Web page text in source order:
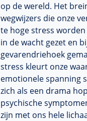
op de wereld. Het
wegwijzers die onze
te hoge stress
in de wacht gezet en
gevarendriehoek
stress kleurt onze
emotionele spanning
zich als een drama
psychische
zijn met ons hele